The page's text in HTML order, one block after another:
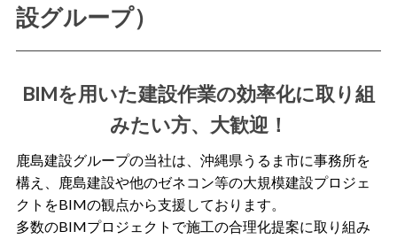
設グループ）
BIMを用いた建設作業の効率化に取り組
みたい方、大歓迎！
鹿島建設グループの当社は、沖縄県うるま市に事務所を
構え、鹿島建設や他のゼネコン等の大規模建設プロジェ
クトをBIMの観点から支援しております。
多数のBIMプロジェクトで施工の合理化提案に取り組み